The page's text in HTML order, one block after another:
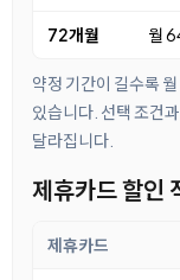
72개월 월
약정 기간이 길수록
있습니다. 선택 조건
달라집니다.
제휴카드 할인
제휴카드